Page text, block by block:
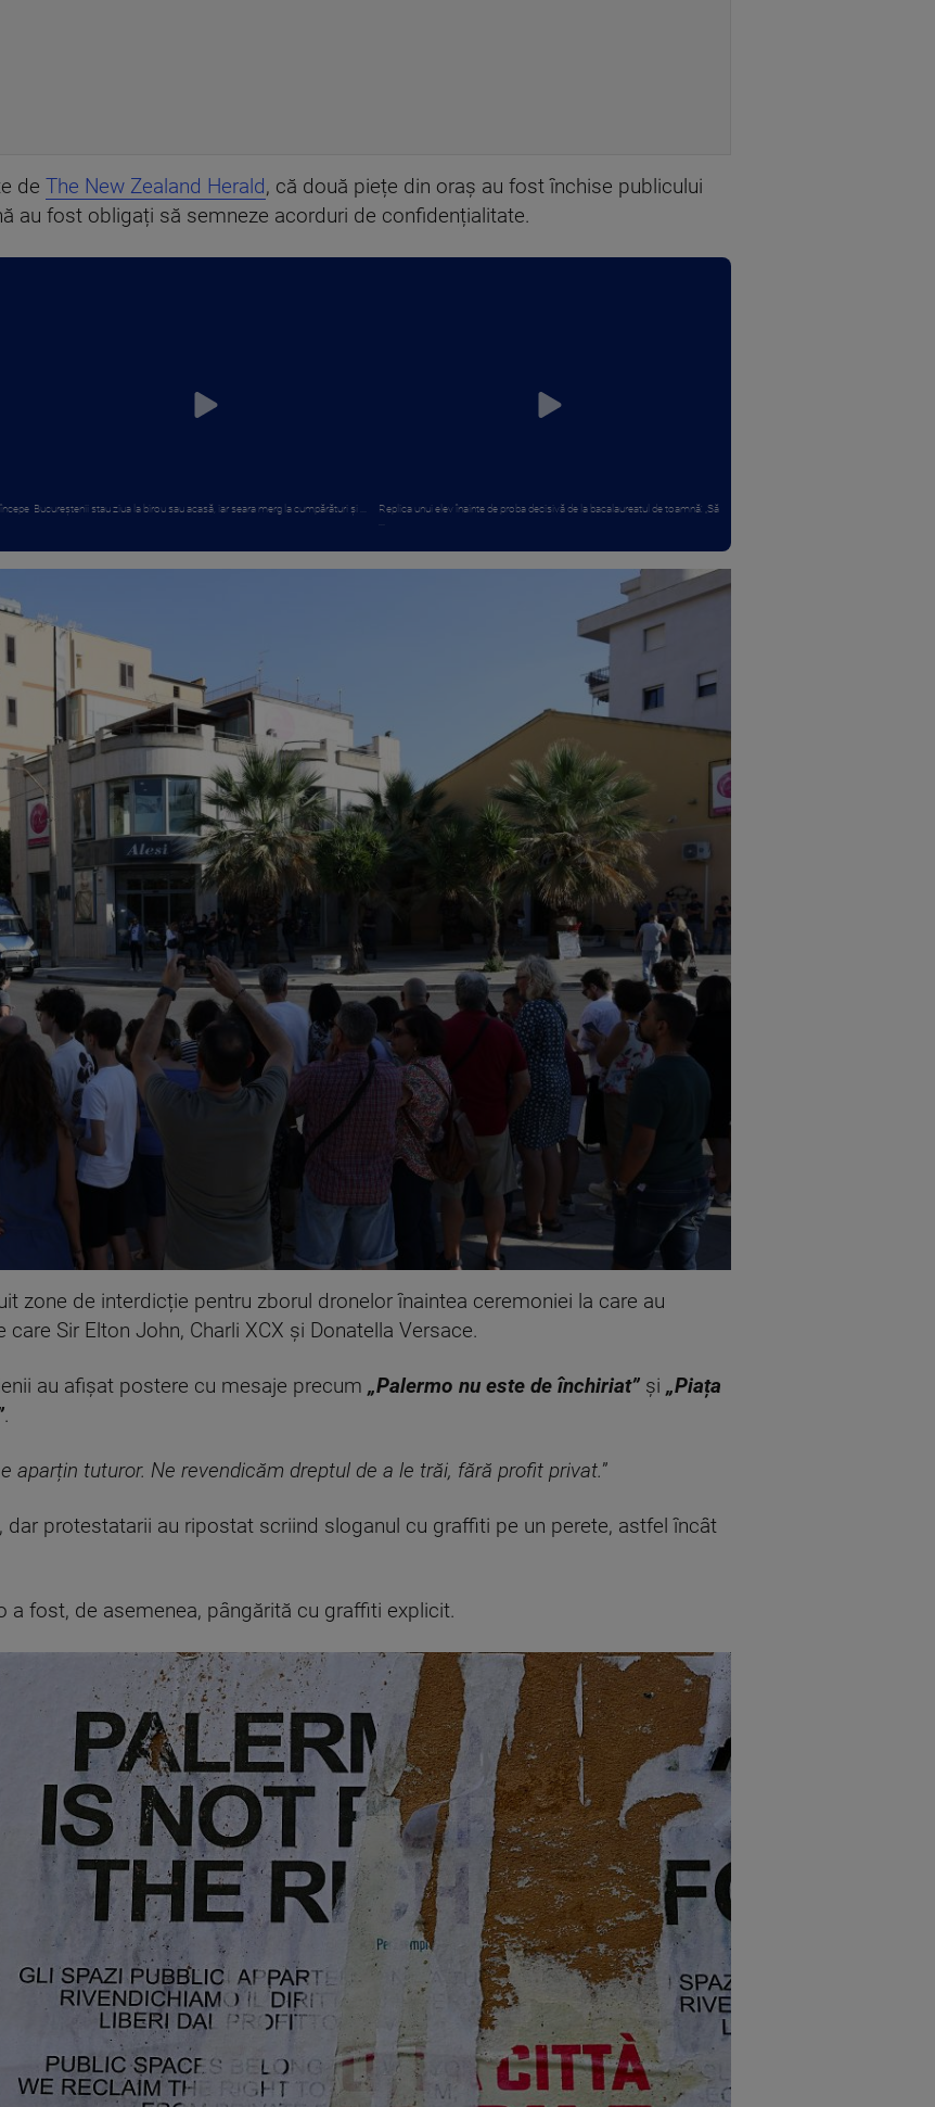
de The New Zealand Herald, că două piețe din oraș au fost închise publicului
au fost obligați să semneze acorduri de confidențialitate.
Bucureștenii stau ziua la birou sau acasă, iar seara merg la cumpărături și ...
Replica unui elev înainte de proba decisivă de la bacalaureatul de toamnă: „Să
zone de interdicție pentru zborul dronelor înaintea ceremoniei la care au
Sir Elton John, Charli XCX și Donatella Versace.
au afișat postere cu mesaje precum „Palermo nu este de închiriat” și „Piața
.
aparțin tuturor. Ne revendicăm dreptul de a le trăi, fără profit privat.”
dar protestatarii au ripostat scriind sloganul cu graffiti pe un perete, astfel încât
a fost, de asemenea, pângărită cu graffiti explicit.